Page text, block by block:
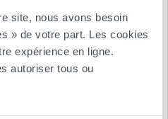
site, nous avons besoin
» de votre part. Les cookies
expérience en ligne.
autoriser tous ou